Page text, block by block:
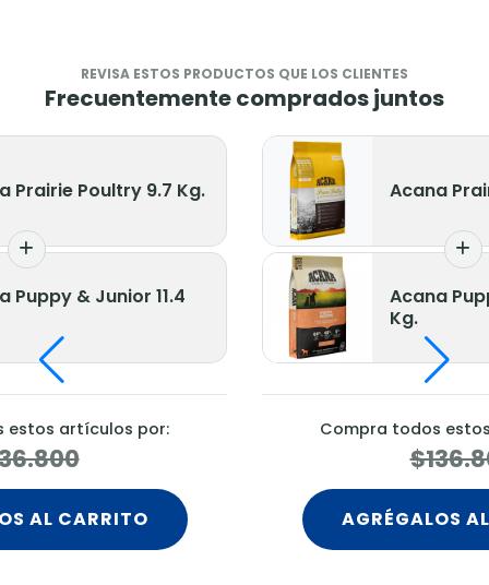
REVISA ESTOS PRODUCTOS QUE LOS CLIENTES
Frecuentemente comprados juntos
Prairie Poultry 9.7 Kg.
Puppy & Junior 11.4
estos artículos por:
AL CARRITO
Acana
Acana
Kg.
Compra todos
AGRÉGALOS